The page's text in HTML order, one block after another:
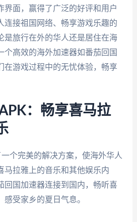
界面，赢得了广泛的好评和用户
连接祖国网络、畅享游戏乐趣的
是旅行在外的华人还是居住在海
个高效的海外加速器如番茄回国
在游戏过程中的无忧体验，畅享
：畅享喜马拉
个完美的解决方案，使海外华人
马拉雅上的音乐和其他娱乐内
回国加速器连接到国内，畅听喜
受家乡的夏日气息。